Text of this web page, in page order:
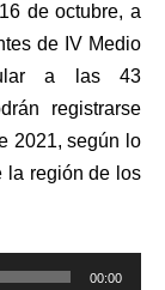
de octubre, a
de IV Medio
a las 43
registrarse
2021, según lo
la región de los
00:00